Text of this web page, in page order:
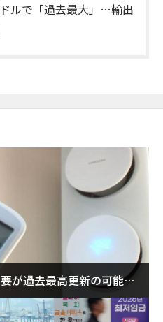
ルで「過去最大」…輸出
が過去最高更新の可能性